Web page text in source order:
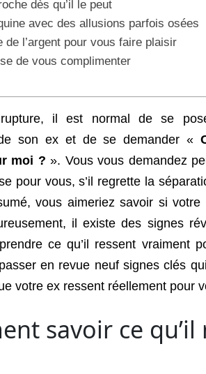
dès qu’il le peut
avec des allusions parfois osées
de l’argent pour vous faire plaisir
de vous complimenter
il est normal de se
son ex et de se demander «
moi ? ». Vous vous demandez
pour vous, s’il regrette la
vous aimeriez savoir si
il existe des signes
ce qu’il ressent vraiment
en revue neuf signes clés
votre ex ressent réellement pour
savoir ce